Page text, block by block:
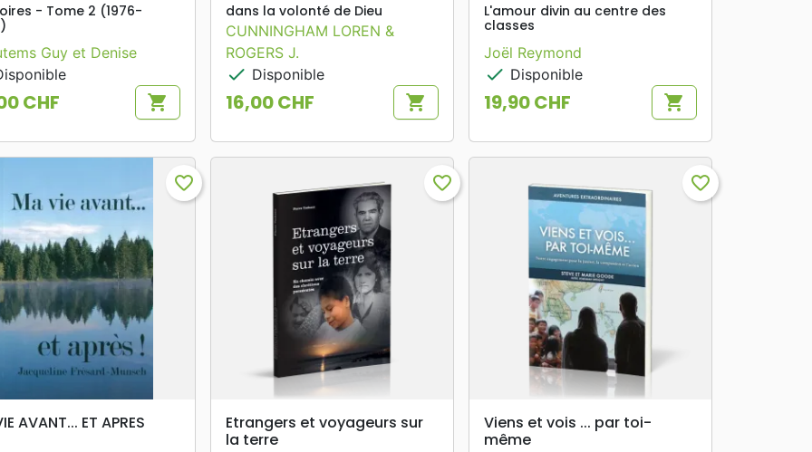
- Tome 2 (1976-
Guy et Denise
CHF shopping_cart
dans la volonté de Dieu
CUNNINGHAM LOREN &
ROGERS J.
check Disponible
Prix
16,00 CHF shopping_cart
L'amour divin au centre des
classes
Joël Reymond
check Disponible
Prix
19,90 CHF shopping_cart
searchAPERÇU RAPIDE
favorite_border
AVANT... ET APRES search APERÇU RAPIDE
favorite_border
Etrangers et voyageurs sur
la terre
search APERÇU RAPIDE
favorite_border
Viens et vois ... par toi-
même